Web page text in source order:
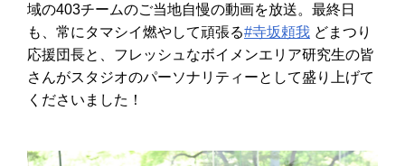
域の403チームのご当地自慢の動画を放送。最終日
も、常にタマシイ燃やして頑張る#寺坂頼我 どまつり
応援団長と、フレッシュなボイメンエリア研究生の皆
さんがスタジオのパーソナリティーとして盛り上げて
くださいました！